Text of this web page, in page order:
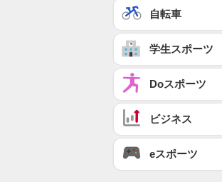
自転車
学生スポーツ
Doスポーツ
ビジネス
eスポーツ